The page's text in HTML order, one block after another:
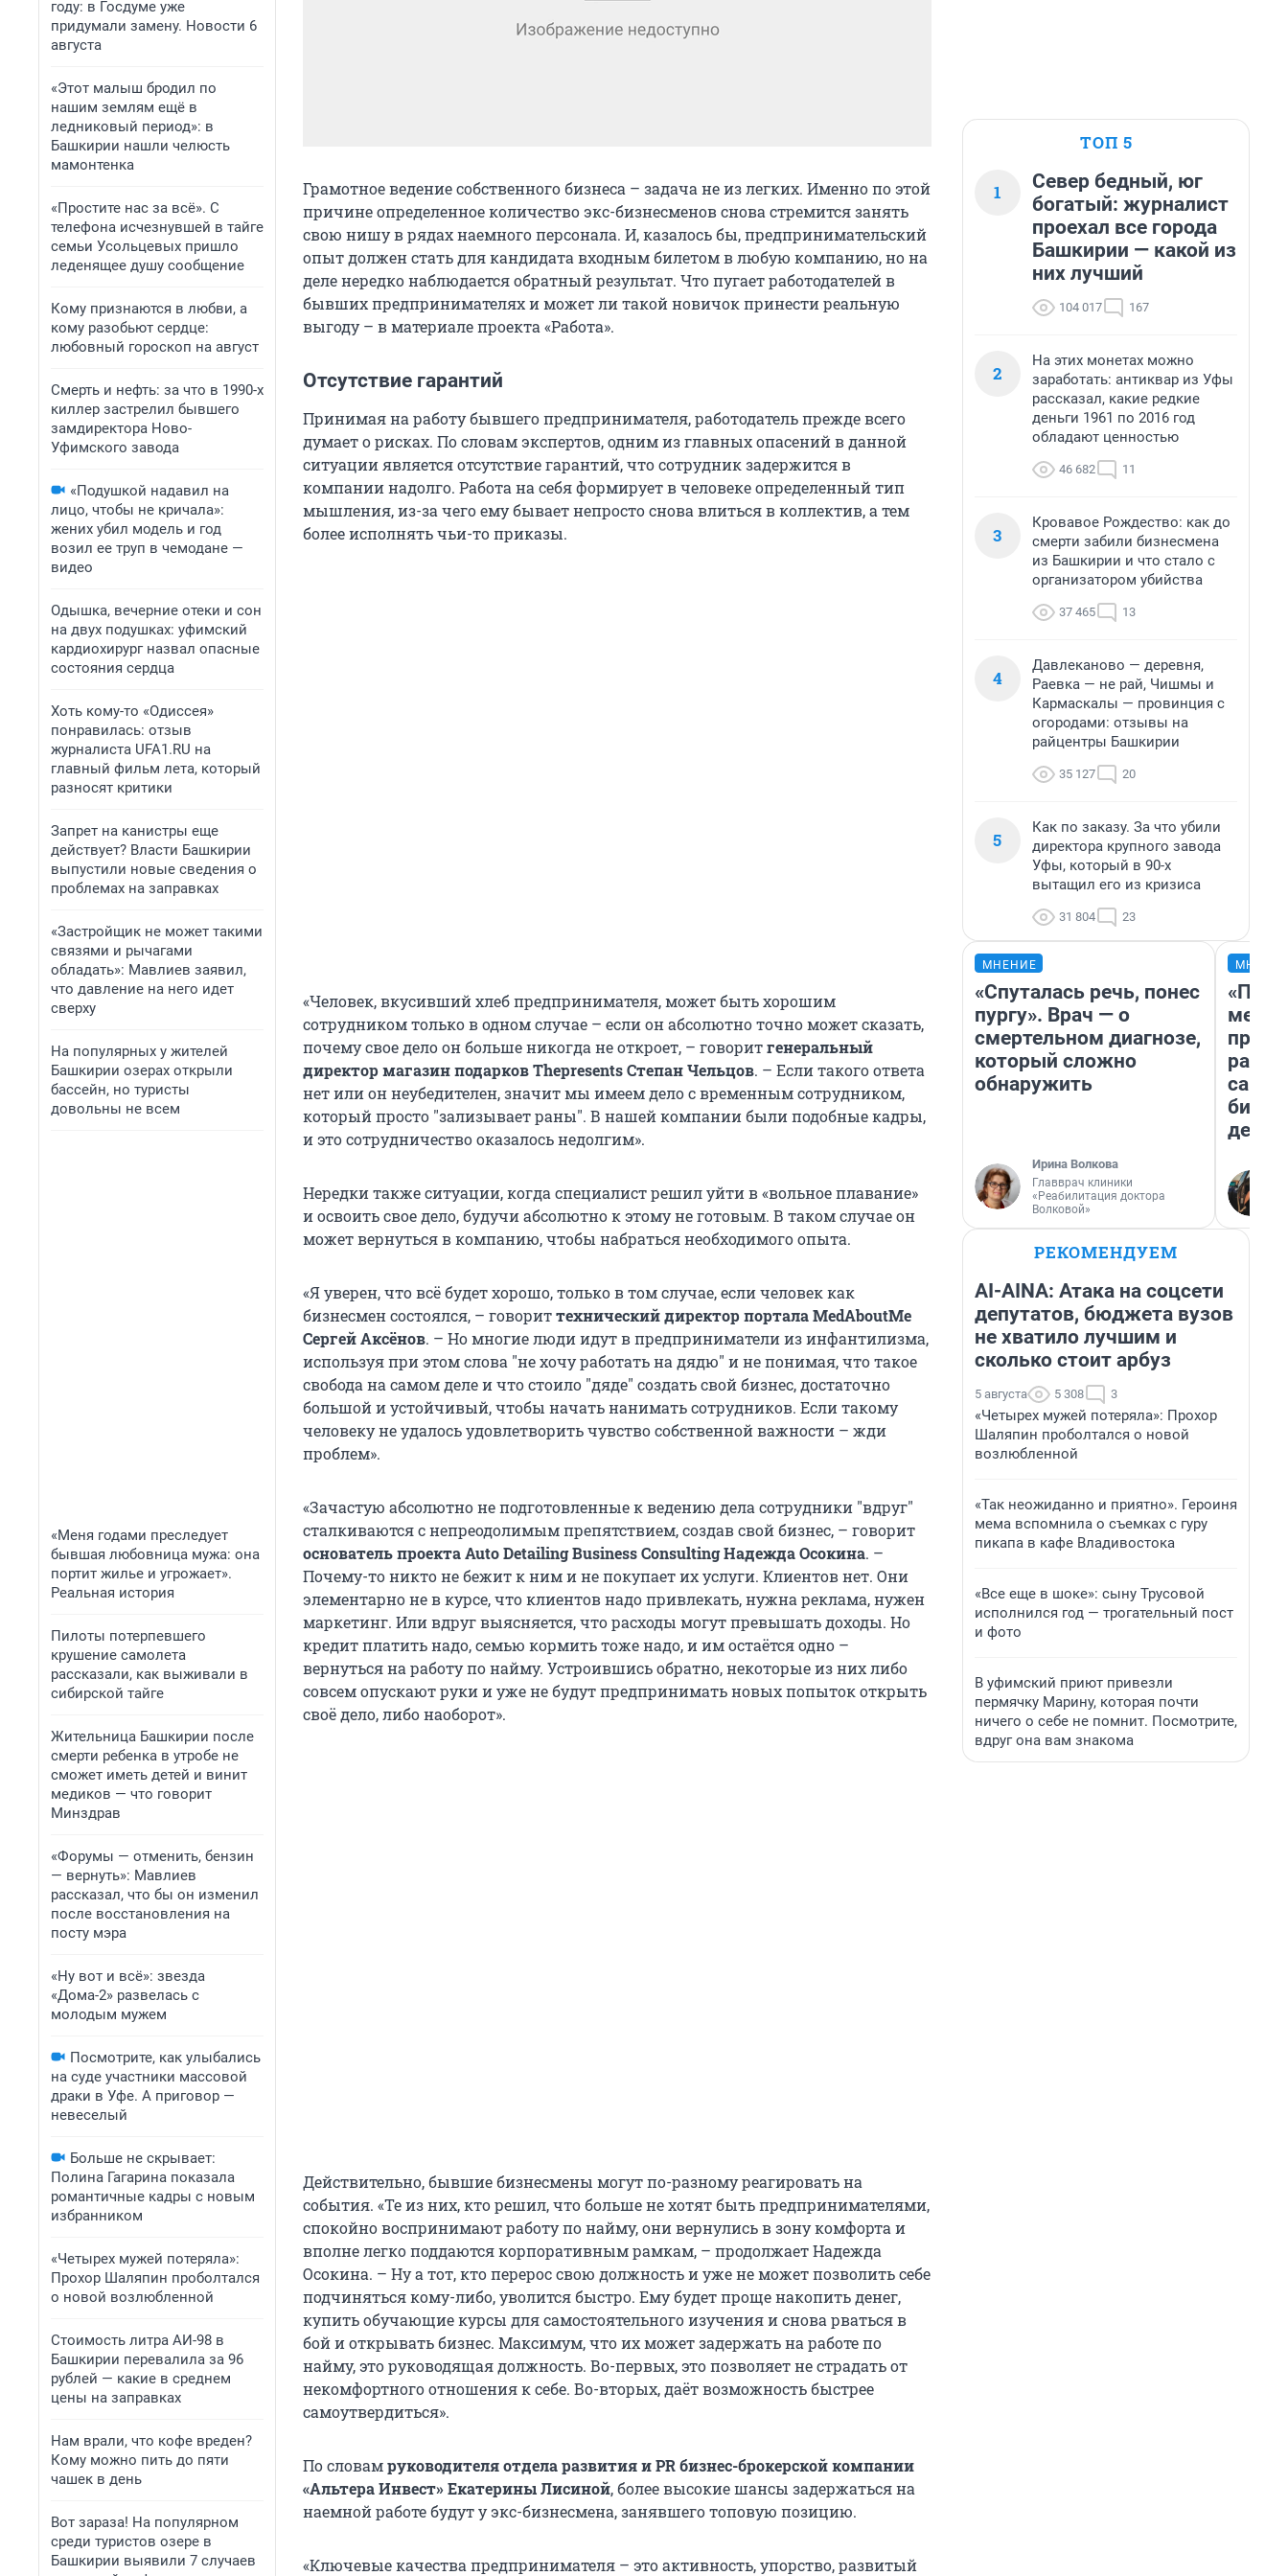
году: в Госдуме уже
придумали замену. Новости 6
августа
«Этот малыш бродил по
нашим землям ещё в
ледниковый период»: в
Башкирии нашли челюсть
мамонтенка
«Простите нас за всё». С
телефона исчезнувшей в тайге
семьи Усольцевых пришло
леденящее душу сообщение
Кому признаются в любви, а
кому разобьют сердце:
любовный гороскоп на август
Смерть и нефть: за что в 1990-х
киллер застрелил бывшего
замдиректора Ново-
Уфимского завода
«Подушкой надавил на
лицо, чтобы не кричала»:
жених убил модель и год
возил ее труп в чемодане —
видео
Одышка, вечерние отеки и сон
на двух подушках: уфимский
кардиохирург назвал опасные
состояния сердца
Хоть кому-то «Одиссея»
понравилась: отзыв
журналиста UFA1.RU на
главный фильм лета, который
разносят критики
Запрет на канистры еще
действует? Власти Башкирии
выпустили новые сведения о
проблемах на заправках
«Застройщик не может такими
связями и рычагами
обладать»: Мавлиев заявил,
что давление на него идет
сверху
На популярных у жителей
Башкирии озерах открыли
бассейн, но туристы
довольны не всем
«Меня годами преследует
бывшая любовница мужа: она
портит жилье и угрожает».
Реальная история
Пилоты потерпевшего
крушение самолета
рассказали, как выживали в
сибирской тайге
Жительница Башкирии после
смерти ребенка в утробе не
сможет иметь детей и винит
медиков — что говорит
Минздрав
«Форумы — отменить, бензин
— вернуть»: Мавлиев
рассказал, что бы он изменил
после восстановления на
посту мэра
«Ну вот и всё»: звезда
«Дома-2» развелась с
молодым мужем
Посмотрите, как улыбались
на суде участники массовой
драки в Уфе. А приговор —
невеселый
Больше не скрывает:
Полина Гагарина показала
романтичные кадры с новым
избранником
«Четырех мужей потеряла»:
Прохор Шаляпин проболтался
о новой возлюбленной
Стоимость литра АИ-98 в
Башкирии перевалила за 96
рублей — какие в среднем
цены на заправках
Нам врали, что кофе вреден?
Кому можно пить до пяти
чашек в день
Вот зараза! На популярном
среди туристов озере в
Башкирии выявили 7 случаев
Грамотное ведение собственного бизнеса – задача не из легких. Именно по этой
причине определенное количество экс-бизнесменов снова стремится занять
свою нишу в рядах наемного персонала. И, казалось бы, предпринимательский
опыт должен стать для кандидата входным билетом в любую компанию, но на
деле нередко наблюдается обратный результат. Что пугает работодателей в
бывших предпринимателях и может ли такой новичок принести реальную
выгоду – в материале проекта «Работа».
Отсутствие гарантий
Принимая на работу бывшего предпринимателя, работодатель прежде всего
думает о рисках. По словам экспертов, одним из главных опасений в данной
ситуации является отсутствие гарантий, что сотрудник задержится в
компании надолго. Работа на себя формирует в человеке определенный тип
мышления, из-за чего ему бывает непросто снова влиться в коллектив, а тем
более исполнять чьи-то приказы.
«Человек, вкусивший хлеб предпринимателя, может быть хорошим
сотрудником только в одном случае – если он абсолютно точно может сказать,
почему свое дело он больше никогда не откроет, – говоритгенеральный
директор магазин подарков Thepresents Степан Чельцов. – Если такого ответа
нет или он неубедителен, значит мы имеем дело с временным сотрудником,
который просто "зализывает раны". В нашей компании были подобные кадры,
и это сотрудничество оказалось недолгим».
Нередки также ситуации, когда специалист решил уйти в «вольное плавание»
и освоить свое дело, будучи абсолютно к этому не готовым. В таком случае он
может вернуться в компанию, чтобы набраться необходимого опыта.
«Я уверен, что всё будет хорошо, только в том случае, если человек как
бизнесмен состоялся, – говориттехнический директор портала MedAboutMe
Сергей Аксёнов. – Но многие люди идут в предприниматели из инфантилизма,
используя при этом слова "не хочу работать на дядю" и не понимая, что такое
свобода на самом деле и что стоило "дяде" создать свой бизнес, достаточно
большой и устойчивый, чтобы начать нанимать сотрудников. Если такому
человеку не удалось удовлетворить чувство собственной важности – жди
проблем».
«Зачастую абсолютно не подготовленные к ведению дела сотрудники "вдруг"
сталкиваются с непреодолимым препятствием, создав свой бизнес, – говорит
основатель проекта Auto Detailing Business Consulting Надежда Осокина. –
Почему-то никто не бежит к ним и не покупает их услуги. Клиентов нет. Они
элементарно не в курсе, что клиентов надо привлекать, нужна реклама, нужен
маркетинг. Или вдруг выясняется, что расходы могут превышать доходы. Но
кредит платить надо, семью кормить тоже надо, и им остаётся одно –
вернуться на работу по найму. Устроившись обратно, некоторые из них либо
совсем опускают руки и уже не будут предпринимать новых попыток открыть
своё дело, либо наоборот».
Действительно, бывшие бизнесмены могут по-разному реагировать на
события. «Те из них, кто решил, что больше не хотят быть предпринимателями,
спокойно воспринимают работу по найму, они вернулись в зону комфорта и
вполне легко поддаются корпоративным рамкам, – продолжает Надежда
Осокина. – Ну а тот, кто перерос свою должность и уже не может позволить себе
подчиняться кому-либо, уволится быстро. Ему будет проще накопить денег,
купить обучающие курсы для самостоятельного изучения и снова рваться в
бой и открывать бизнес. Максимум, что их может задержать на работе по
найму, это руководящая должность. Во-первых, это позволяет не страдать от
некомфортного отношения к себе. Во-вторых, даёт возможность быстрее
самоутвердиться».
По словамруководителя отдела развития и PR бизнес-брокерской компании
«Альтера Инвест» Екатерины Лисиной, более высокие шансы задержаться на
наемной работе будут у экс-бизнесмена, занявшего топовую позицию.
«Ключевые качества предпринимателя – это активность, упорство, развитый
ТОП 5
1
Север бедный, юг
богатый: журналист
проехал все города
Башкирии — какой из
них лучший
104 017 167
2
На этих монетах можно
заработать: антиквар из Уфы
рассказал, какие редкие
деньги 1961 по 2016 год
обладают ценностью
46 682 11
3
Кровавое Рождество: как до
смерти забили бизнесмена
из Башкирии и что стало с
организатором убийства
37 465 13
4
Давлеканово — деревня,
Раевка — не рай, Чишмы и
Кармаскалы — провинция с
огородами: отзывы на
райцентры Башкирии
35 127 20
5
Как по заказу. За что убили
директора крупного завода
Уфы, который в 90-х
вытащил его из кризиса
31 804 23
МНЕНИЕ
«Спуталась речь, понес
пургу». Врач — о
смертельном диагнозе,
который сложно
обнаружить
Ирина Волкова
Главврач клиники
«Реабилитация доктора
Волковой»
РЕКОМЕНДУЕМ
AI-AINA: Атака на соцсети
депутатов, бюджета вузов
не хватило лучшим и
сколько стоит арбуз
5 августа 5 308 3
«Четырех мужей потеряла»: Прохор
Шаляпин проболтался о новой
возлюбленной
«Так неожиданно и приятно». Героиня
мема вспомнила о съемках с гуру
пикапа в кафе Владивостока
«Все еще в шоке»: сыну Трусовой
исполнился год — трогательный пост
и фото
В уфимский приют привезли
пермячку Марину, которая почти
ничего о себе не помнит. Посмотрите,
вдруг она вам знакома